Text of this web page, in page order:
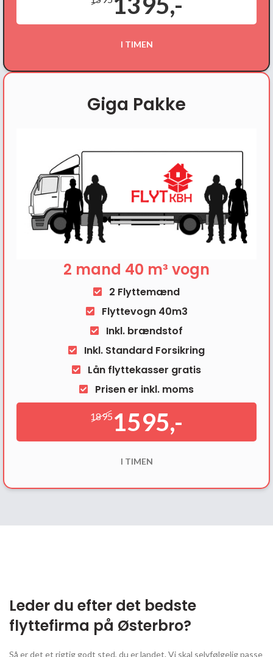
I TIMEN
Giga Pakke
2 mand 40 m³ vogn
2 Flyttemænd
Flyttevogn 40m3
Inkl. brændstof
Inkl. Standard Forsikring
Lån flyttekasser gratis
Prisen er inkl. moms
1895 1595,-
I TIMEN
Leder du efter det bedste
flyttefirma på Østerbro?
Så er det et rigtig godt sted, du er landet. Vi skal selvfølgelig passe